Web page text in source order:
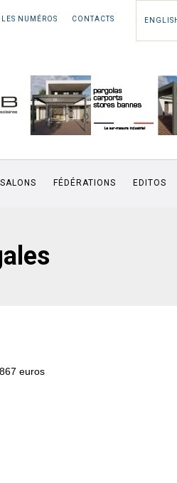
LES NUMÉROS CONTACTS
SALONS FÉDÉRATIONS EDITOS
euros